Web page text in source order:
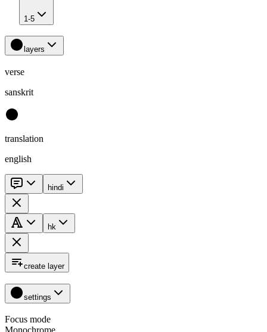
1-5
layers
verse
sanskrit
translation
english
hindi
hk
create layer
settings
Focus mode